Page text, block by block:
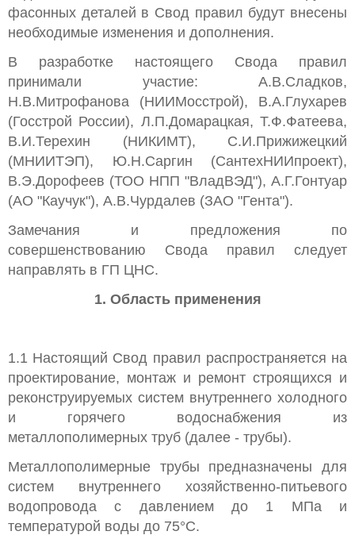
фасонных деталей в Свод правил будут внесены
необходимые изменения и дополнения.
В разработке настоящего Свода правил
принимали участие: А.В.Сладков,
Н.В.Митрофанова (НИИМосстрой), В.А.Глухарев
(Госстрой России), Л.П.Домарацкая, Т.Ф.Фатеева,
В.И.Терехин (НИКИМТ), С.И.Прижижецкий
(МНИИТЭП), Ю.Н.Саргин (СантехНИИпроект),
В.Э.Дорофеев (ТОО НПП "ВладВЭД"), А.Г.Гонтуар
(АО "Каучук"), А.В.Чурдалев (ЗАО "Гента").
Замечания и предложения по
совершенствованию Свода правил следует
направлять в ГП ЦНС.
1. Область применения
1.1 Настоящий Свод правил распространяется на
проектирование, монтаж и ремонт строящихся и
реконструируемых систем внутреннего холодного
и горячего водоснабжения из
металлополимерных труб (далее - трубы).
Металлополимерные трубы предназначены для
систем внутреннего хозяйственно-питьевого
водопровода с давлением до 1 МПа и
температурой воды до 75°С.